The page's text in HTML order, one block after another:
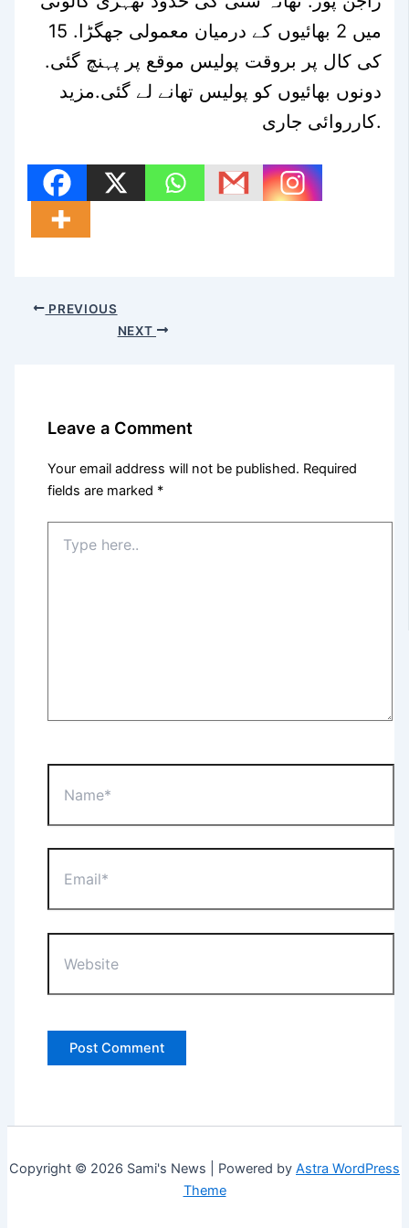
میں 2 بھائیوں کے درمیان معمولی جھگڑا. 15
کی کال پر بروقت پولیس موقع پر پہنچ گئی.
دونوں بھائیوں کو پولیس تھانے لے گئی.مزید
کارروائی جاری.
PREVIOUS
NEXT
Leave a Comment
Your email address will not be published. Required
fields are marked *
here..
Copyright © 2026 Sami's News | Powered by Astra WordPress
Theme